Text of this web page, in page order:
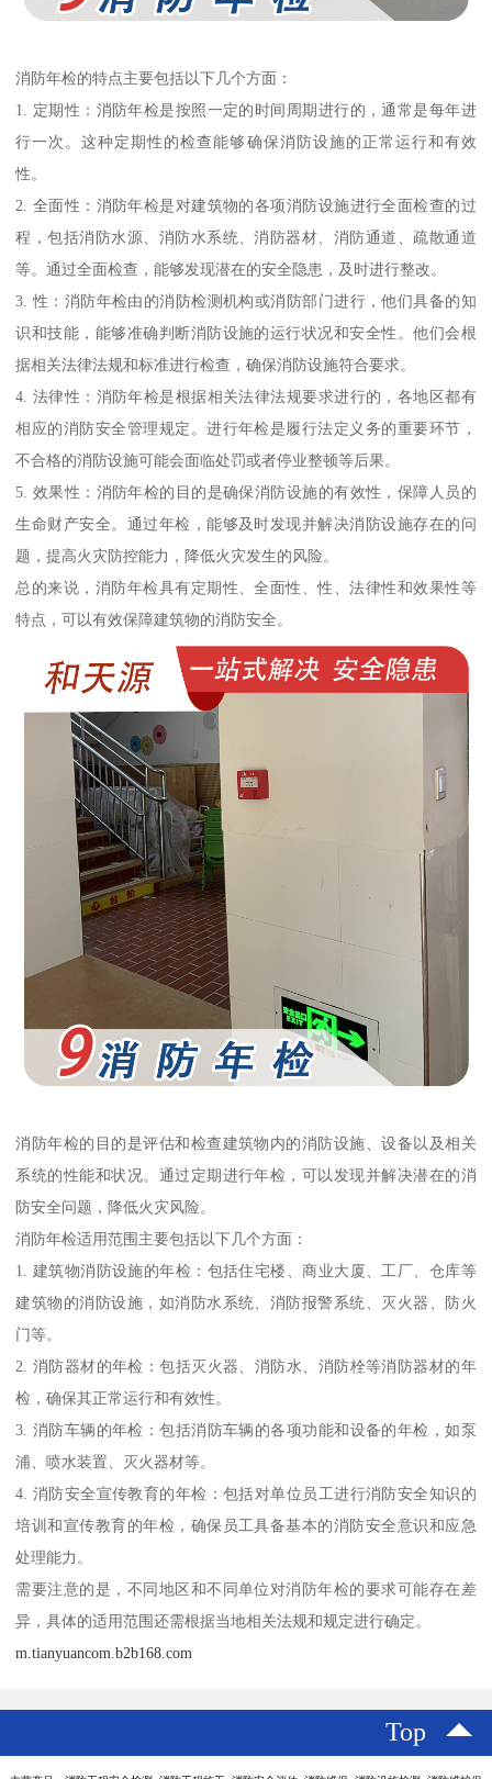
消防年检的特点主要包括以下几个方面：
1. 定期性：消防年检是按照一定的时间周期进行的，通常是每年进
行一次。这种定期性的检查能够确保消防设施的正常运行和有效
性。
2. 全面性：消防年检是对建筑物的各项消防设施进行全面检查的过
程，包括消防水源、消防水系统、消防器材、消防通道、疏散通道
等。通过全面检查，能够发现潜在的安全隐患，及时进行整改。
3. 性：消防年检由的消防检测机构或消防部门进行，他们具备的知
识和技能，能够准确判断消防设施的运行状况和安全性。他们会根
据相关法律法规和标准进行检查，确保消防设施符合要求。
4. 法律性：消防年检是根据相关法律法规要求进行的，各地区都有
相应的消防安全管理规定。进行年检是履行法定义务的重要环节，
不合格的消防设施可能会面临处罚或者停业整顿等后果。
5. 效果性：消防年检的目的是确保消防设施的有效性，保障人员的
生命财产安全。通过年检，能够及时发现并解决消防设施存在的问
题，提高火灾防控能力，降低火灾发生的风险。
总的来说，消防年检具有定期性、全面性、性、法律性和效果性等
特点，可以有效保障建筑物的消防安全。
消防年检的目的是评估和检查建筑物内的消防设施、设备以及相关
系统的性能和状况。通过定期进行年检，可以发现并解决潜在的消
防安全问题，降低火灾风险。
消防年检适用范围主要包括以下几个方面：
1. 建筑物消防设施的年检：包括住宅楼、商业大厦、工厂、仓库等
建筑物的消防设施，如消防水系统、消防报警系统、灭火器、防火
门等。
2. 消防器材的年检：包括灭火器、消防水、消防栓等消防器材的年
检，确保其正常运行和有效性。
3. 消防车辆的年检：包括消防车辆的各项功能和设备的年检，如泵
浦、喷水装置、灭火器材等。
4. 消防安全宣传教育的年检：包括对单位员工进行消防安全知识的
培训和宣传教育的年检，确保员工具备基本的消防安全意识和应急
处理能力。
需要注意的是，不同地区和不同单位对消防年检的要求可能存在差
异，具体的适用范围还需根据当地相关法规和规定进行确定。
m.tianyuancom.b2b168.com
Top